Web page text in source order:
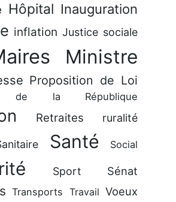
Hôpital Inauguration
inflation Justice sociale
Ministre
Proposition de Loi
de la République
Retraites ruralité
Santé Social
Sport Sénat
Transports Travail Voeux